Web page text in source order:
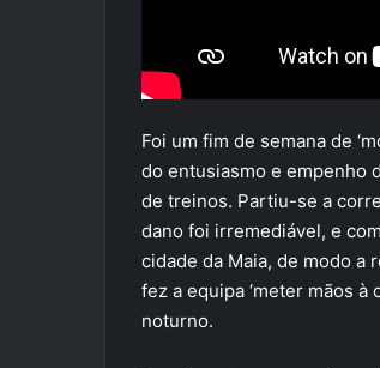
Foi um fim de semana de
do entusiasmo e empenho
de treinos. Partiu-se a
dano foi irremediável, e
cidade da Maia, de modo a
fez a equipa ‘meter mãos à
noturno.